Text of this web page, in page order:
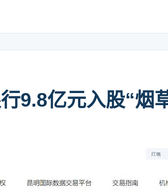
9.8亿元入股“烟